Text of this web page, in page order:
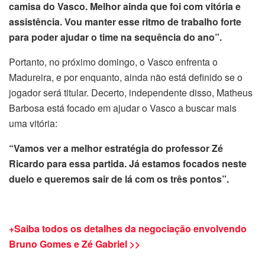
camisa do Vasco. Melhor ainda que foi com vitória e
assistência. Vou manter esse ritmo de trabalho forte
para poder ajudar o time na sequência do ano”.
Portanto, no próximo domingo, o Vasco enfrenta o
Madureira, e por enquanto, ainda não está definido se o
jogador será titular. Decerto, independente disso, Matheus
Barbosa está focado em ajudar o Vasco a buscar mais
uma vitória:
“Vamos ver a melhor estratégia do professor Zé
Ricardo para essa partida. Já estamos focados neste
duelo e queremos sair de lá com os três pontos”.
+Saiba todos os detalhes da negociação envolvendo
Bruno Gomes e Zé Gabriel >>